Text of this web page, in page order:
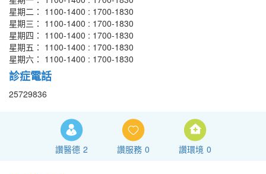
星期二： 1100-1400 : 1700-1830
星期三： 1100-1400 : 1700-1830
星期四： 1100-1400 : 1700-1830
星期五： 1100-1400 : 1700-1830
星期六： 1100-1400 : 1700-1830
診症電話
25729836
讚醫德 2 讚服務 0 讚環境 0